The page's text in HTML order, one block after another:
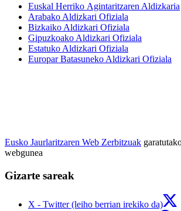
Euskal Herriko Agintaritzaren Aldizkaria
Arabako Aldizkari Ofiziala
Bizkaiko Aldizkari Ofiziala
Gipuzkoako Aldizkari Ofiziala
Estatuko Aldizkari Ofiziala
Europar Batasuneko Aldizkari Ofiziala
Eusko Jaurlaritzaren Web Zerbitzuak
webgunea
Gizarte sareak
X - Twitter (leiho berrian irekiko da)